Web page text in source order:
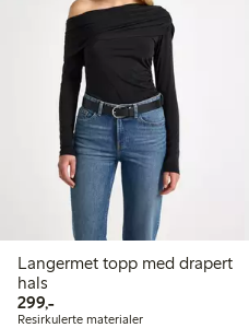
Langermet topp med drapert
hals
299,-299,00 kr
Resirkulerte materialer